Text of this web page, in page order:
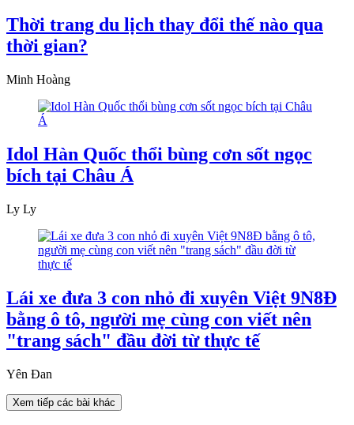
Thời trang du lịch thay đổi thế nào qua
thời gian?
Minh Hoàng
Idol Hàn Quốc thổi bùng cơn sốt ngọc
bích tại Châu Á
Ly Ly
Lái xe đưa 3 con nhỏ đi xuyên Việt 9N8Đ
bằng ô tô, người mẹ cùng con viết nên
"trang sách" đầu đời từ thực tế
Yên Đan
Xem tiếp các bài khác